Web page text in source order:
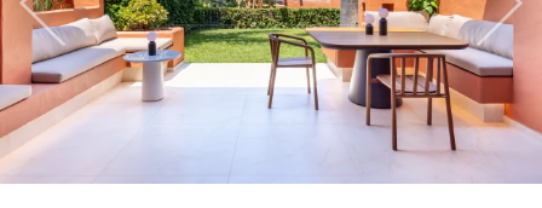
Previous Next